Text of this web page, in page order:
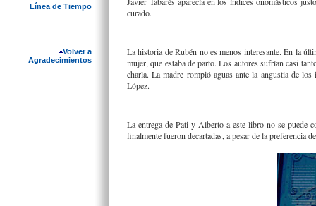
Línea de Tiempo
Volver a
Agradecimientos
curado.
La historia de Rubén no es menos interesante. En la
mujer, que estaba de parto. Los autores sufrían casi
charla. La madre rompió aguas ante la angustia de
López.
La entrega de Pati y Alberto a este libro no se puede
finalmente fueron decartadas, a pesar de la preferencia